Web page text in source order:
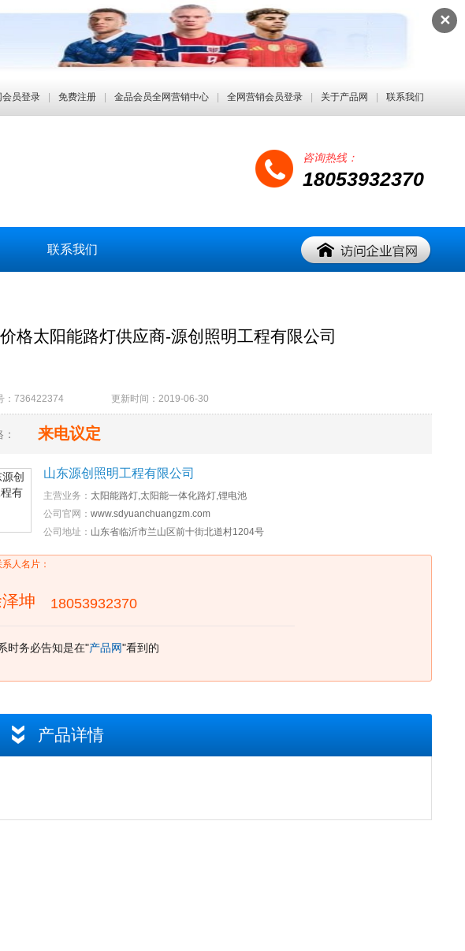
✕
会员登录 免费注册 金品会员全网营销中心 全网营销会员登录 关于产品网 联系我们
咨询热线：
18053932370
联系我们
格太阳能路灯供应商-源创照明工程有限公司
号：736422374 更新时间：2019-06-30
来电议定
山东源创照明工程有限公司
主营业务： 太阳能路灯,太阳能一体化路灯,锂电池
公司官网： www.sdyuanchuangzm.com
公司地址： 山东省临沂市兰山区前十街北道村1204号
系人名片：
坤 18053932370
时务必告知是在"产品网"看到的
产品详情